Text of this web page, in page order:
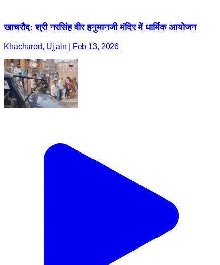
खाचरौद: श्री नरसिंह वीर हनुमानजी मंदिर में धार्मिक आयोजन
Khacharod, Ujjain | Feb 13, 2026